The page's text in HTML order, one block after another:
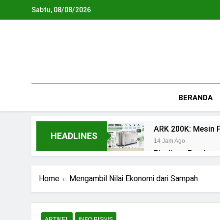
Sabtu, 08/08/2026
BERANDA
HEADLINES
ARK 200K: Mesin
14 Jam Ago
Piroliser:
Biodigester:
Teknologi
Home Mengambil Nilai Ekonomi dari Sampah